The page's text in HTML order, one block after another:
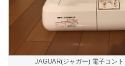
JAGUAR(ジャガー) 電子コン